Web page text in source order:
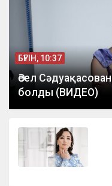
БҮГІН, 10:37
Әсел
болды (ВИДЕО)